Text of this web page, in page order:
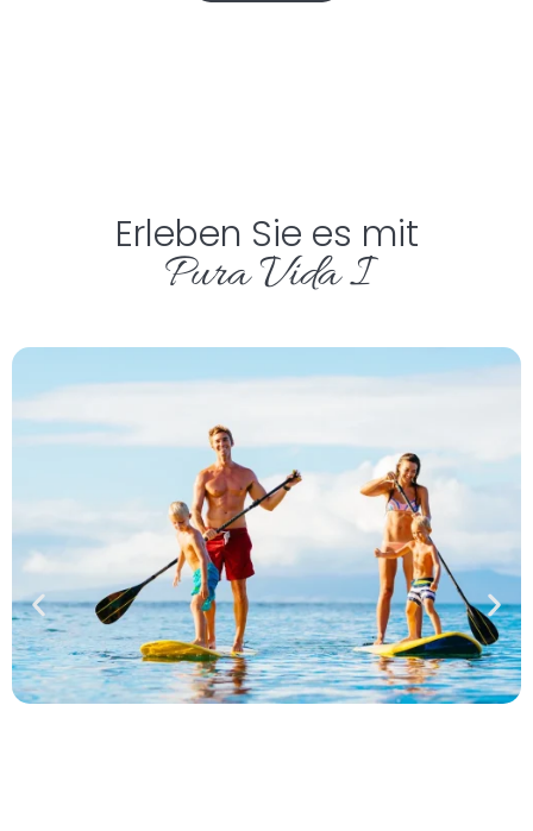
Erleben Sie es mit
Pura Vida I